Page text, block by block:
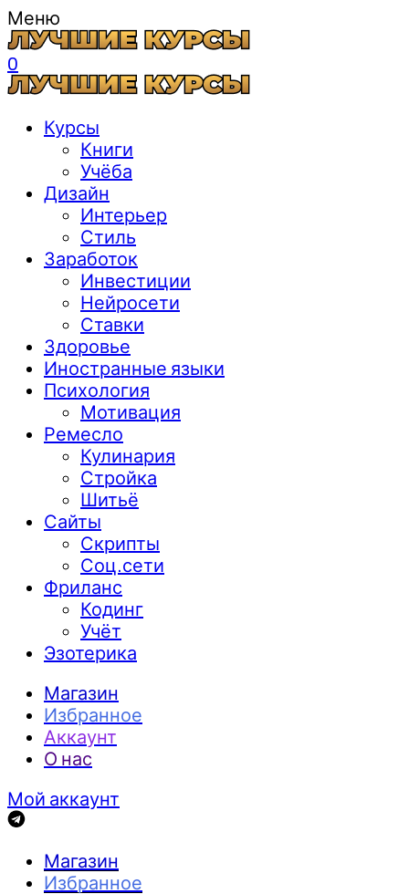
Меню
0
Курсы
Книги
Учёба
Дизайн
Интерьер
Стиль
Заработок
Инвестиции
Нейросети
Ставки
Здоровье
Иностранные языки
Психология
Мотивация
Ремесло
Кулинария
Стройка
Шитьё
Сайты
Скрипты
Соц.сети
Фриланс
Кодинг
Учёт
Эзотерика
Магазин
Избранное
Аккаунт
О нас
Мой аккаунт
Магазин
Избранное